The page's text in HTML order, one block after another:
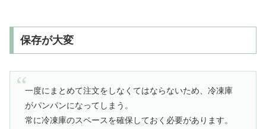
保存が大変
一度にまとめて注文をしなくてはならないため、冷凍庫
がパンパンになってしまう。
常に冷凍庫のスペースを確保しておく必要があります。